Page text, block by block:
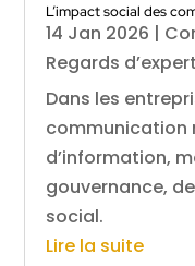
L’impact social des
14 Jan 2026 |
Regards
Dans les
communication
d’information,
gouvernance,
social.
Lire la suite